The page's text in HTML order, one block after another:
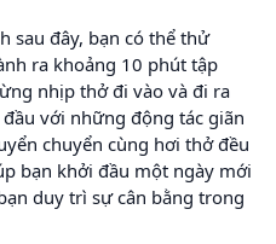
sau đây, bạn có thể thử
ra khoảng 10 phút tập
nhịp thở đi vào và đi ra
với những động tác giãn
chuyển cùng hơi thở đều
bạn khởi đầu một ngày mới
duy trì sự cân bằng trong